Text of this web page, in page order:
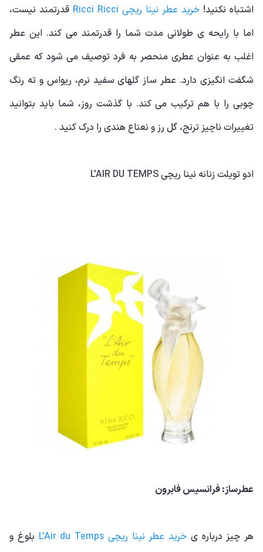
اشتباه نکنید! خرید عطر نینا ریچی Ricci Ricci
قدرتمند نیست،
اما با رایحه ی طولانی مدت شما را قدرتمند می کند. این عطر
اغلب به عنوان عطری منحصر به فرد توصیف می شود که عمقی
شگفت انگیزی دارد. عطر ساز گلهای سفید نرم، ریواس و ته رنگ
چوبی را با هم ترکیب می کند. با گذشت روز، شما باید بتوانید
تغییرات ناچیز ترنج، گل رز و نعناع هندی را درک کنید .
ادو تویلت زنانه نینا ریچی L'AIR DU TEMPS
عطرساز: فرانسیس فابرون
هر چیز درباره ی خرید عطر نینا ریچی L'Air du Temps
بلوغ و